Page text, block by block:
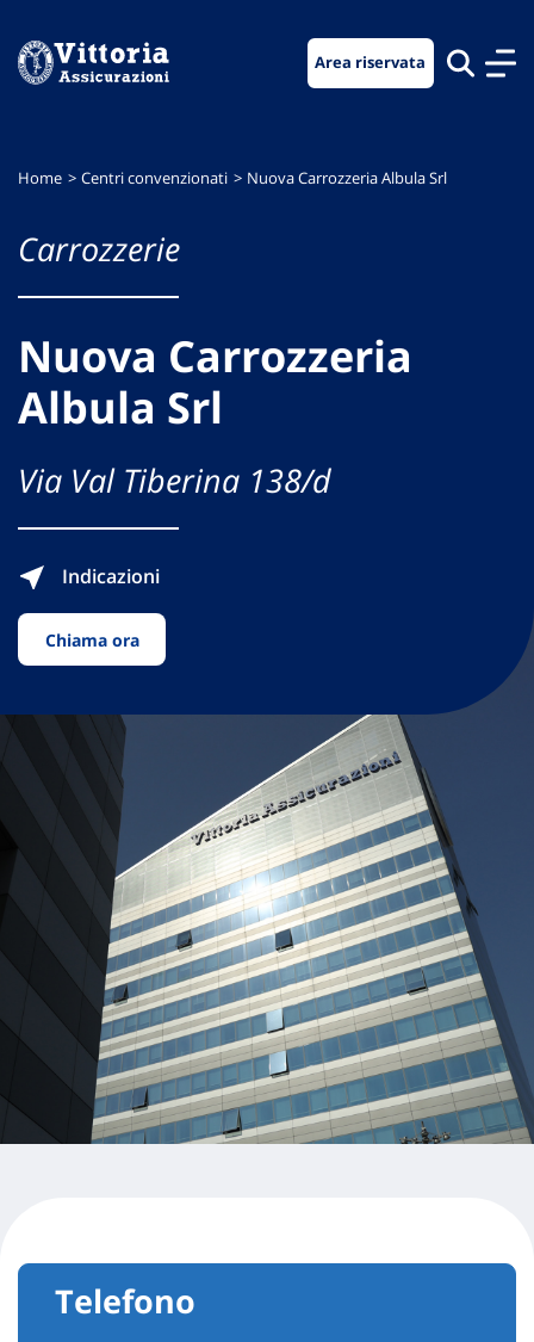
menu
contenuto
footer
Area riservata
Home Centri convenzionati Nuova Carrozzeria Albula Srl
Carrozzerie
Nuova Carrozzeria
Albula Srl
Via Val Tiberina 138/d
Indicazioni
Chiama ora
Telefono